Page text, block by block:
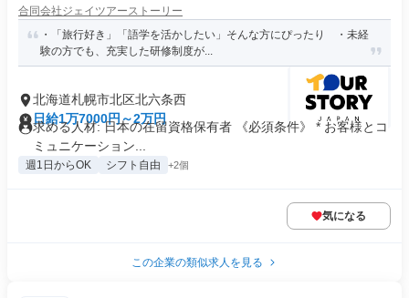
合同会社ジェイツアーストーリー
・「旅行好き」「語学を活かしたい」そんな方にぴったり ・未経
験の方でも、充実した研修制度が...
北海道札幌市北区北六条西
日給1万7000円～2万円
求める人材: 日本の在留資格保有者 《必須条件》 * お客様とコ
ミュニケーション...
週1日からOK シフト自由 +2個
気になる
この企業の類似求人を見る